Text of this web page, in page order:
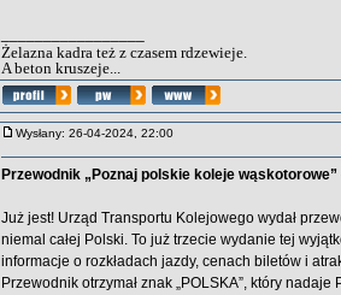
Żelazna kadra też z czasem rdzewieje.
A beton kruszeje...
Wysłany: 26-04-2024, 22:00
Przewodnik „Poznaj polskie koleje
Już jest! Urząd Transportu Kolejowego wydał
niemal całej Polski. To już trzecie wydanie tej
informacje o rozkładach jazdy, cenach biletów i
Przewodnik otrzymał znak „POLSKA”, który